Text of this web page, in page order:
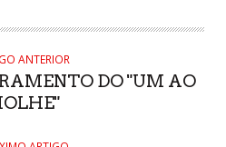
ANTERIOR
DO "UM AO